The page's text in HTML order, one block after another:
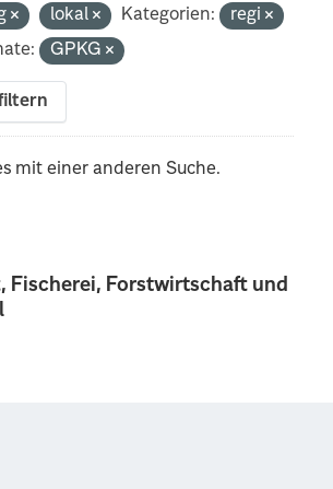
Fischerei, Forstwirtschaft und
lokal Kategorien:
regi
GPKG
mit einer anderen Suche.